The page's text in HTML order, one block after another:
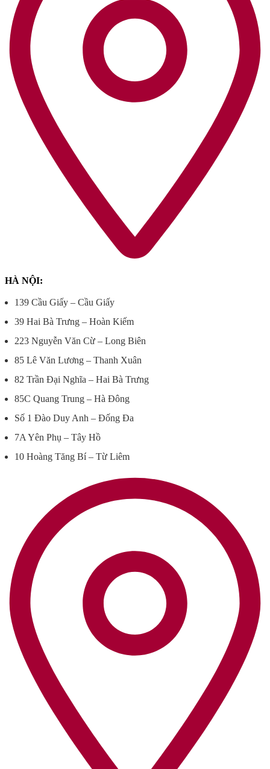
HÀ NỘI:
139 Cầu Giấy – Cầu Giấy
39 Hai Bà Trưng – Hoàn Kiếm
223 Nguyễn Văn Cừ – Long Biên
85 Lê Văn Lương – Thanh Xuân
82 Trần Đại Nghĩa – Hai Bà Trưng
85C Quang Trung – Hà Đông
Số 1 Đào Duy Anh – Đống Đa
7A Yên Phụ – Tây Hồ
10 Hoàng Tăng Bí – Từ Liêm